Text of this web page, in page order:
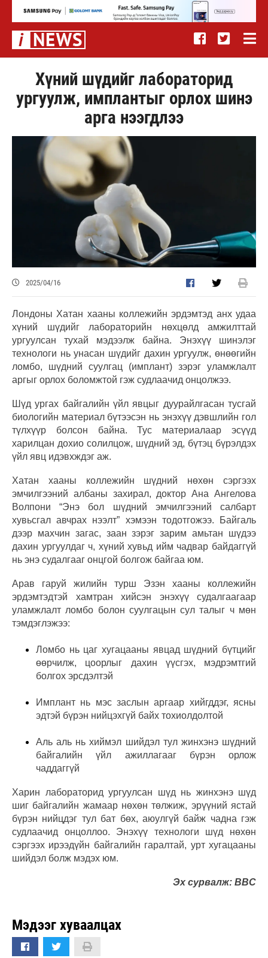
Хүний шүдийг лабораторид
ургуулж, имплантыг орлох шинэ
арга нээгдлээ
2025/04/16
Лондоны Хатан хааны коллежийн эрдэмтэд анх удаа
хүний шүдийг лабораторийн нөхцөлд амжилттай
ургуулсан тухай мэдээлж байна. Энэхүү шинэлэг
технологи нь унасан шүдийг дахин ургуулж, өнөөгийн
ломбо, шүдний суулгац (имплант) зэрэг уламжлалт
аргыг орлох боломжтой гэж судлаачид онцолжээ.
Шүд ургах байгалийн үйл явцыг дуурайлгасан тусгай
биологийн материал бүтээсэн нь энэхүү дэвшлийн гол
түлхүүр болсон байна. Тус материалаар эсүүд
харилцан дохио солилцож, шүдний эд, бүтэц бүрэлдэх
үйл явц идэвхждэг аж.
Хатан хааны коллежийн шүдний нөхөн сэргээх
эмчилгээний албаны захирал, доктор Ана Ангелова
Волпони “Энэ бол шүдний эмчилгээний салбарт
хувьсгал авчрах нээлт” хэмээн тодотгожээ. Байгаль
дээр махчин загас, заан зэрэг зарим амьтан шүдээ
дахин ургуулдаг ч, хүний хувьд ийм чадвар байдаггүй
нь энэ судалгааг онцгой болгож байгаа юм.
Арав гаруй жилийн турш Эзэн хааны коллежийн
эрдэмтэдтэй хамтран хийсэн энэхүү судалгаагаар
уламжлалт ломбо болон суулгацын сул талыг ч мөн
тэмдэглэжээ:
Ломбо нь цаг хугацааны явцад шүдний бүтцийг
өөрчилж, цоорлыг дахин үүсгэх, мэдрэмтгий
болгох эрсдэлтэй
Имплант нь мэс заслын аргаар хийгддэг, ясны
эдтэй бүрэн нийцэхгүй байх тохиолдолтой
Аль аль нь хиймэл шийдэл тул жинхэнэ шүдний
байгалийн үйл ажиллагааг бүрэн орлож
чаддаггүй
Харин лабораторид ургуулсан шүд нь жинхэнэ шүд
шиг байгалийн жамаар нөхөн төлжиж, эрүүний ястай
бүрэн нийцдэг тул бат бөх, аюулгүй байж чадна гэж
судлаачид онцоллоо. Энэхүү технологи шүд нөхөн
сэргээх ирээдүйн байгалийн гаралтай, урт хугацааны
шийдэл болж мэдэх юм.
Эх сурвалж: BBC
Мэдээг хуваалцах